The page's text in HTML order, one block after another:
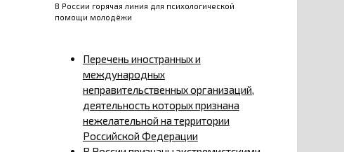
В России горячая линия для психологической
помощи молодёжи
Перечень иностранных и
международных
неправительственных организаций,
деятельность которых признана
нежелательной на территории
Российской Федерации